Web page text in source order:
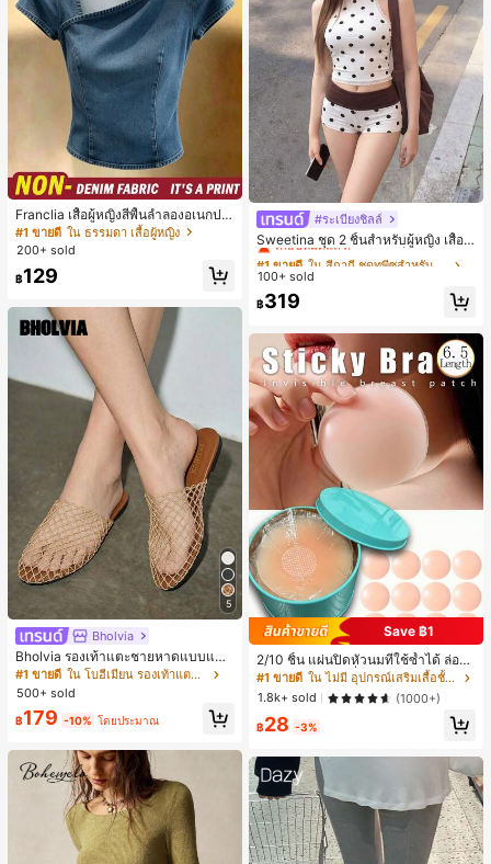
Franclia เสื้อผู้หญิงสีพื้นลำลองอเนกปร
ะสงค์สำหรับใส่ประจำวัน
#1 ขายดี ใน ธรรมดา เสื้อผู้หญิง
200+ sold
฿129
5
Bholvia
Bholvia รองเท้าแตะชายหาดแบบแบน
สบาย ๆ ลายฉลุมาใหม่สำหรับผู้หญิง
#1 ขายดี
ใน โบฮีเมียน รองเท้าแตะผู้หญิง
500+ sold
฿179 -10% โดยประมาณ
#ระเบียงชิลล์
Sweetina ชุด 2 ชิ้นสำหรับผู้หญิง เสื้อก
ล้ามเข้ารูปพิมพ์ลายจุดสีบล็อกหลังเปิด
และกางเกงขาสั้นเอวพับ
#1 ขายดี
เกือบหมดแล้ว!
#1 ขายดี
เกือบหมดแล้ว!
#1 ขายดี
เกือบหมดแล้ว!
#1 ขายดี
100+ sold
฿319
Save ฿1
2/10 ชิ้น แผ่นปิดหัวนมที่ใช้ซ้ำได้ ล่องห
น ไร้รอยต่อ & ไม่ลื่น เหมาะสำหรับโอก
าสต่างๆ สิ่งจำเป็นสำหรับฤดูร้อน
#1 ขายดี
ใน ไม่มี อุปกรณ์เสริมเสื้อชั้นในผู้หญิง
1.8k+ sold
(1000+)
฿28 -3%